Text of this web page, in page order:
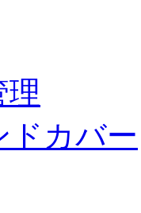
理
ドカバー